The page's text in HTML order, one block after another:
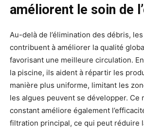
améliorent le soin de
Au-delà de l’élimination des débris,
contribuent à améliorer la qualité
favorisant une meilleure circulation.
la piscine, ils aident à répartir les
manière plus uniforme, limitant les
les algues peuvent se développer. Ce
constant améliore également
filtration principal, ce qui peut réduire